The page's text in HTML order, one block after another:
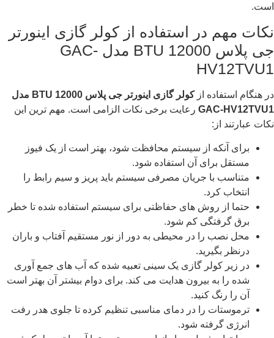
است.
نکات مهم در استفاده از کولر گازی اینورتر
جی پلاس 12000 BTU مدل GAC-
HV12TVU1
در هنگام استفاده ازکولر گازی اینورتر جی پلاس 12000 BTU مدل
GAC-HV12TVU1 رعایت برخی نکات الزامی است. مهم ترین این
نکات عبارتند از:
برای آنکه از سیستم محافظت شود، بهتر است از یک فیوز
مستقل برای آن استفاده شود.‌
متناسب با جریان مصرفی سیستم باید پریز و سیم رابط را
انتخاب کرد.
حتما از روش های حفاظتی برای سیستم استفاده شده تا خطر
برق گرفتگی کم شود.
محل نصب را در محیطی به دور از نور مستقیم آفتاب و باران
درنظر بگیرید.
در زیر کولر گازی یک سینی تعبیه شده که آب های جمع آوری
شده را به بیرون هدایت می کند. برای دوام بیشتر آن بهتر است
آن را رنگ کنید.
ترموستات را در دمای مناسبی تنظیم کرده تا جلوی هدر رفت
انرژی گرفته شود.